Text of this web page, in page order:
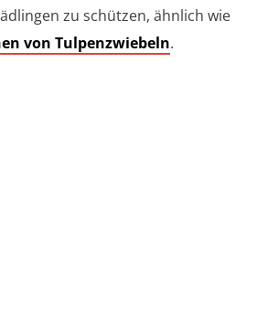
zu schützen, ähnlich wie
von Tulpenzwiebeln.